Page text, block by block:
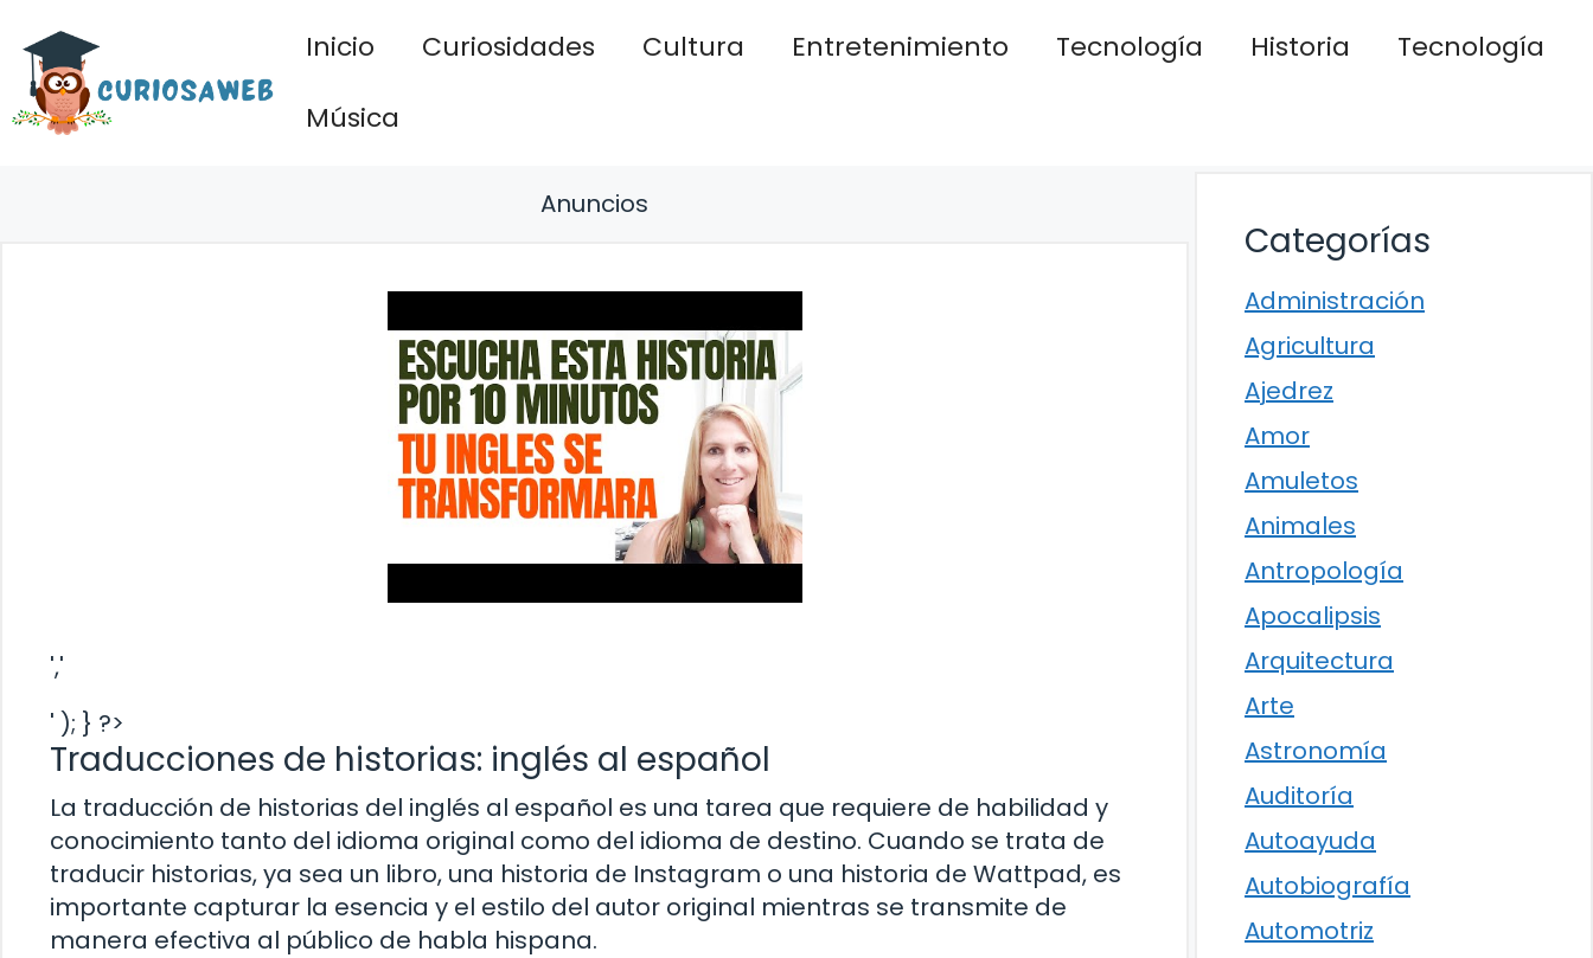
contenido
Inicio Curiosidades Cultura Entretenimiento Tecnología Historia
Tecnología
Música
Anuncios
','
' ); } ?>
Traducciones de historias: inglés al español
La traducción de historias del inglés al español es una tarea que requiere de habilidad y
conocimiento tanto del idioma original como del idioma de destino. Cuando se trata de
traducir historias, ya sea un libro, una historia de Instagram o una historia de Wattpad, es
importante capturar la esencia y el estilo del autor original mientras se transmite de
manera efectiva al público de habla hispana.
Categorías
Administración
Agricultura
Ajedrez
Amor
Amuletos
Animales
Antropología
Apocalipsis
Arquitectura
Arte
Astronomía
Auditoría
Autoayuda
Autobiografía
Automotriz